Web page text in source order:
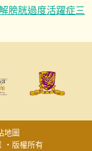
膀胱過度活躍症三
‧版權所有
地圖